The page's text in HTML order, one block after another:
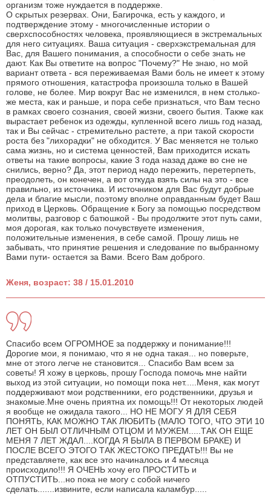
организм тоже нуждается в поддержке.
О скрытых резервах. Они, Багирочка, есть у каждого, и
подтверждение этому - многочисленные истории о
сверхспособностях человека, проявляющиеся в экстремальных
для него ситуациях. Ваша ситуация - сверхэкстремальная для
Вас, для Вашего понимания, а способности о себе знать не
дают. Как Вы ответите на вопрос "Почему?" Не знаю, но мой
вариант ответа - вся переживаемая Вами боль не имеет к этому
прямого отношения, катастрофа произошла только в Вашей
голове, не более. Мир вокруг Вас не изменился, в нем столько-
же места, как и раньше, и пора себе признаться, что Вам тесно
в рамках своего сознания, своей жизни, своего бытия. Также как
вырастает ребенок из одежды, купленной всего лишь год назад,
так и Вы сейчас - стремительно растете, а при такой скорости
роста без "лихорадки" не обходится. У Вас меняется не только
сама жизнь, но и система ценностей, Вам приходится искать
ответы на такие вопросы, какие 3 года назад даже во сне не
снились, верно? Да, этот период надо пережить, перетерпеть,
преодолеть, он конечен, а вот откуда взять силы на это - все
правильно, из источника. И источником для Вас будут добрые
дела и благие мысли, поэтому вполне оправданным будет Ваш
приход в Церковь. Обращение к Богу за помощью посредством
молитвы, разговор с батюшкой - Вы продолжите этот путь сами,
моя дорогая, как только почувствуете изменения,
положительные изменения, в себе самой. Прошу лишь не
забывать, что принятие решения и следование по выбранному
Вами пути- остается за Вами. Всего Вам доброго.
Женя, возраст: 38 / 15.01.2010
Спасибо всем ОГРОМНОЕ за поддержку и понимание!!!
Дорогие мои, я понимаю, что я не одна такая... но поверьте,
мне от этого легче не становится... Спасибо Вам всем за
советы! Я хожу в церковь, прошу Господа помочь мне найти
выход из этой ситуации, но помощи пока нет.....Меня, как могут
поддерживают мои родственники, его родственники, друзья и
знакомые.Мне очень приятна их помощь!!! От некоторых людей
я вообще не ожидала такого... НО НЕ МОГУ Я ДЛЯ СЕБЯ
ПОНЯТЬ, КАК МОЖНО ТАК ЛЮБИТЬ (МАЛО ТОГО, ЧТО ЭТИ 10
ЛЕТ ОН БЫЛ ОТЛИЧНЫМ ОТЦОМ И МУЖЕМ.....ТАК ОН ЕЩЕ
МЕНЯ 7 ЛЕТ ЖДАЛ....КОГДА Я БЫЛА В ПЕРВОМ БРАКЕ) И
ПОСЛЕ ВСЕГО ЭТОГО ТАК ЖЕСТОКО ПРЕДАТЬ!!! Вы не
представляете, как все это начиналось и 4 месяца
происходило!!! Я ОЧЕНЬ хочу его ПРОСТИТЬ и
ОТПУСТИТЬ...но пока не могу с собой ничего
сделать.......извините, если написала каламбур.....